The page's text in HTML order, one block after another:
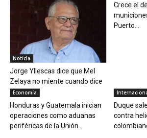
Noticia
Jorge Yllescas dice que Mel
Zelaya no miente cuando dice
que...
Crece el
Puerto...
Economía
Honduras y Guatemala inician
operaciones como aduanas
periféricas de la Unión...
Duque
contra